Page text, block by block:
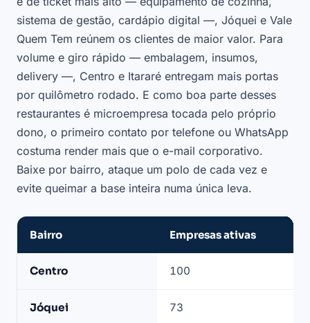
sistema de gestão, cardápio digital —, Jóquei e Vale
Quem Tem reúnem os clientes de maior valor. Para
volume e giro rápido — embalagem, insumos,
delivery —, Centro e Itararé entregam mais portas
por quilômetro rodado. E como boa parte desses
restaurantes é microempresa tocada pelo próprio
dono, o primeiro contato por telefone ou WhatsApp
costuma render mais que o e-mail corporativo.
Baixe por bairro, ataque um polo de cada vez e
evite queimar a base inteira numa única leva.
com
restaurantes
Bairro Empresas ativas
Centro 100
Jóquei 73